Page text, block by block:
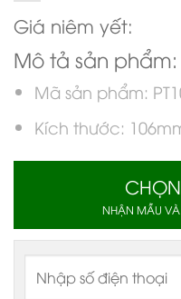
Giá niêm yết:
Mô tả sản phẩm:
Mã sản phẩm:
Kích thước:
NHẬN MẪU